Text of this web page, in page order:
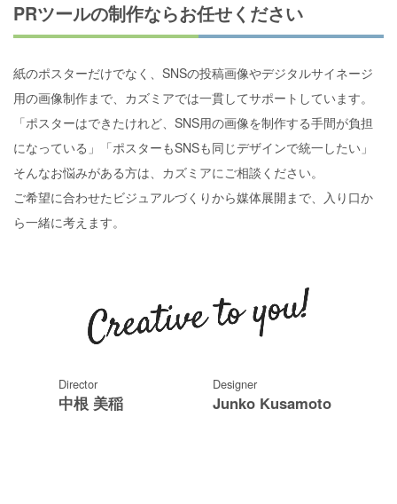
PRツールの制作ならお任せください
紙のポスターだけでなく、SNSの投稿画像やデジタルサイネージ
用の画像制作まで、カズミアでは一貫してサポートしています。
「ポスターはできたけれど、SNS用の画像を制作する手間が負担
になっている」「ポスターもSNSも同じデザインで統一したい」
そんなお悩みがある方は、カズミアにご相談ください。
ご希望に合わせたビジュアルづくりから媒体展開まで、入り口か
ら一緒に考えます。
Director
中根 美稲
Designer
Junko Kusamoto